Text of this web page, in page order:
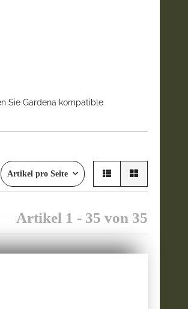
Sie Gardena kompatible
Artikel pro Seite
Artikel 1 - 35 von 35